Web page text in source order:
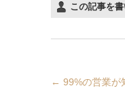
この記事を書
← 99%の営業が